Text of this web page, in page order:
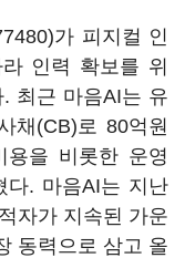
가 피지컬 인
인력 확보를 위
최근 마음AI는 유
채(CB)로 80억원
용을 비롯한 운영
다. 마음AI는 지난
자가 지속된 가운
동력으로 삼고 올